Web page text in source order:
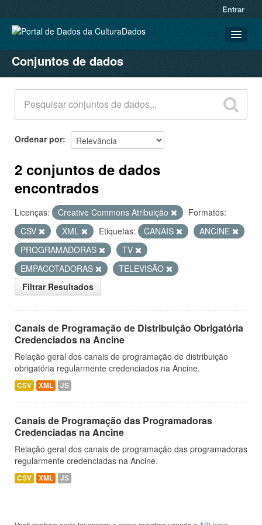
Entrar
CONJUNTOS DE DADOS
ORGANIZAÇÕES
GRUPOS
SOBRE
Conjuntos de dados
Ordenar por
2 conjuntos de dados
encontrados
Licenças: Creative Commons Atribuição
Formatos:
CSV
XML Etiquetas: CANAIS
ANCINE
PROGRAMADORAS
TV
EMPACOTADORAS
TELEVISÃO
Filtrar Resultados
Canais de Programação de Distribuição Obrigatória
Credenciados na Ancine
Relação geral dos canais de programação de distribuição
obrigatória regularmente credenciados na Ancine.
CSV XML JS
Canais de Programação das Programadoras
Credenciadas na Ancine
Relação geral dos canais de programação das programadoras
regularmente credenciadas na Ancine.
CSV XML JS